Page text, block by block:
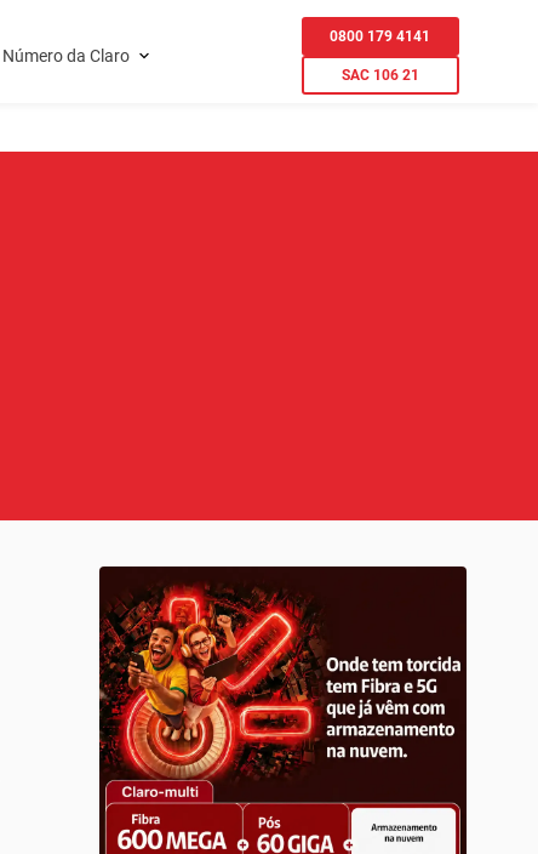
Número da Claro
0800 179 4141
SAC 106 21